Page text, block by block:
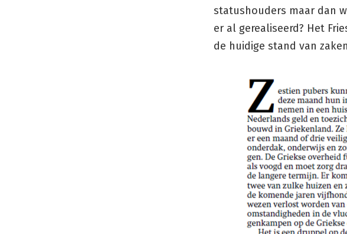
statushouders maar dan
er al gerealiseerd? Het
de huidige stand van